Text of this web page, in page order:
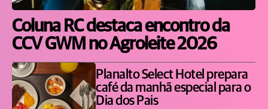
Coluna RC destaca encontro da
CCV GWM no Agroleite 2026
Planalto Select Hotel prepara
café da manhã especial para o
Dia dos Pais